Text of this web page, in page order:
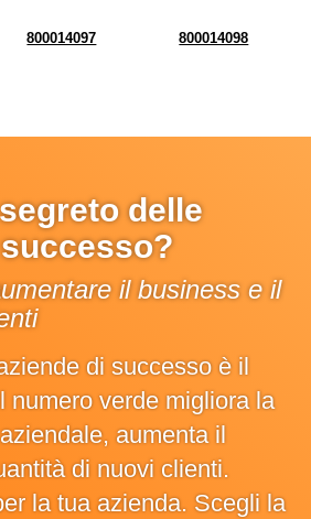
800014097 800014098
delle
il business e il
di successo è il
numero verde migliora la
aumenta il
di nuovi clienti.
la tua azienda. Scegli la